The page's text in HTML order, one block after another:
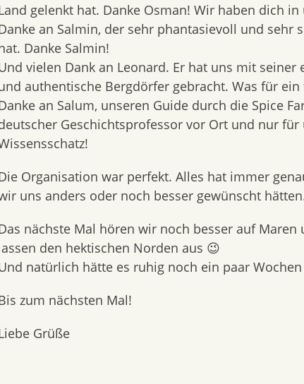
gelenkt hat. Danke Osman! Wir haben dich in
an Salmin, der sehr phantasievoll und
Danke Salmin!
vielen Dank an Leonard. Er hat uns mit
authentische Bergdörfer gebracht. Was für
an Salum, unseren Guide durch die Spice
Geschichtsprofessor vor Ort und nur
Organisation war perfekt. Alles hat immer
uns anders oder noch besser gewünscht
nächste Mal hören wir noch besser auf
den hektischen Norden aus 😉
natürlich hätte es ruhig noch ein paar
zum nächsten Mal!
Grüße